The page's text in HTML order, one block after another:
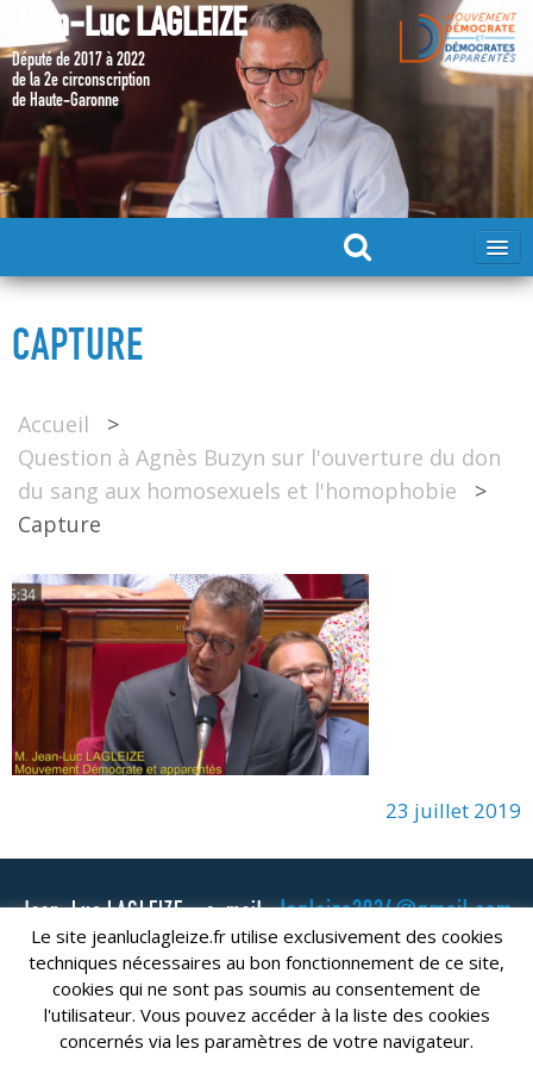
Jean-Luc LAGLEIZE
Député de 2017 à 2022
de la 2e circonscription
de Haute-Garonne
DÉPUTÉ 2017 – 2022
MES ACTIONS 2017 – 2022
CAPTURE
Accueil
>
Question à Agnès Buzyn sur l'ouverture du don
du sang aux homosexuels et l'homophobie
>
Capture
23 juillet 2019
Jean-Luc LAGLEIZE - e-mail :lagleize2024@gmail.com
Mentions Légales- Copyright © 2024. Tous droits réservés.
Le site jeanluclagleize.fr utilise exclusivement des cookies
techniques nécessaires au bon fonctionnement de ce site,
cookies qui ne sont pas soumis au consentement de
l'utilisateur. Vous pouvez accéder à la liste des cookies
concernés via les paramètres de votre navigateur.